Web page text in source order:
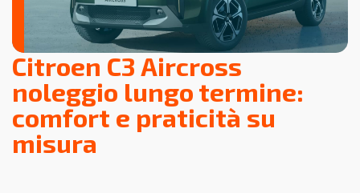
Citroen C3 Aircross
noleggio lungo termine:
comfort e praticità su
misura